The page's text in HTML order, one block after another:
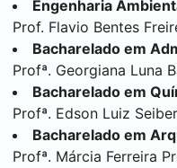
Engenharia
Prof. Flavio Bentes
Bacharelado em
Profª. Georgiana Luna
Bacharelado em
Profª. Edson Luiz
Bacharelado em
Profª. Márcia Ferreira